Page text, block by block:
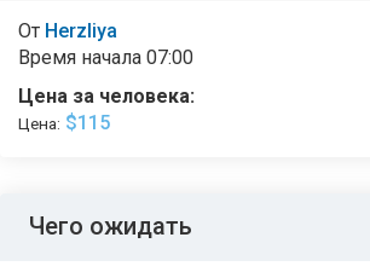
От Herzliya
Время начала 07:00
Цена за человека:
Цена: $115
Чего ожидать